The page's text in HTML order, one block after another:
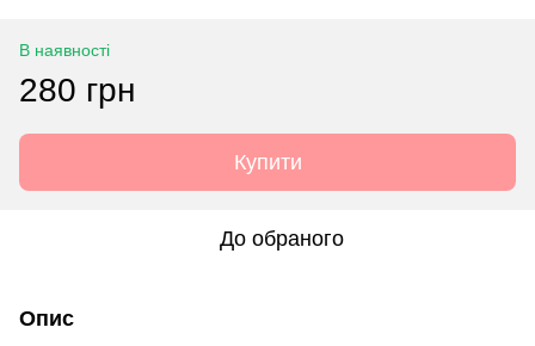
В наявності
280 грн
Купити
До обраного
Опис